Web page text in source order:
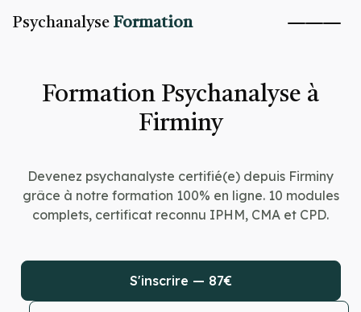
Psychanalyse Formation
Formation Psychanalyse à
Firminy
Devenez psychanalyste certifié(e) depuis Firminy
grâce à notre formation 100% en ligne. 10 modules
complets, certificat reconnu IPHM, CMA et CPD.
S'inscrire — 87€